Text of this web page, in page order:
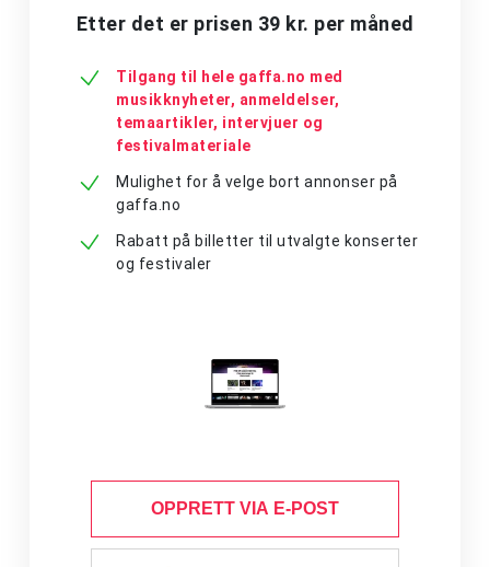
Etter det er prisen 39 kr. per måned
Tilgang til hele gaffa.no med
musikknyheter, anmeldelser,
temaartikler, intervjuer og
festivalmateriale
Mulighet for å velge bort annonser på
gaffa.no
Rabatt på billetter til utvalgte konserter
og festivaler
OPPRETT VIA E-POST